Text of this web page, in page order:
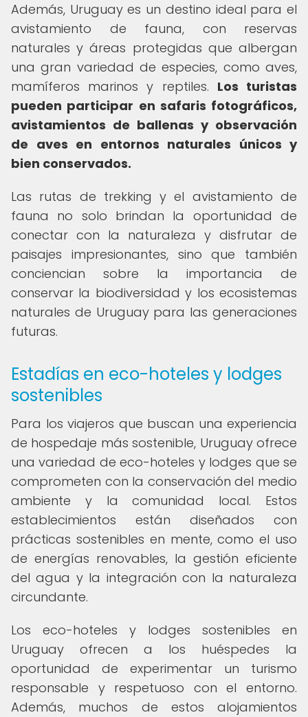
Además, Uruguay es un destino ideal para el
avistamiento de fauna, con reservas
naturales y áreas protegidas que albergan
una gran variedad de especies, como aves,
mamíferos marinos y reptiles. Los turistas
pueden participar en safaris fotográficos,
avistamientos de ballenas y observación
de aves en entornos naturales únicos y
bien conservados.
Las rutas de trekking y el avistamiento de
fauna no solo brindan la oportunidad de
conectar con la naturaleza y disfrutar de
paisajes impresionantes, sino que también
conciencian sobre la importancia de
conservar la biodiversidad y los ecosistemas
naturales de Uruguay para las generaciones
futuras.
Estadías en eco-hoteles y lodges
sostenibles
Para los viajeros que buscan una experiencia
de hospedaje más sostenible, Uruguay ofrece
una variedad de eco-hoteles y lodges que se
comprometen con la conservación del medio
ambiente y la comunidad local. Estos
establecimientos están diseñados con
prácticas sostenibles en mente, como el uso
de energías renovables, la gestión eficiente
del agua y la integración con la naturaleza
circundante.
Los eco-hoteles y lodges sostenibles en
Uruguay ofrecen a los huéspedes la
oportunidad de experimentar un turismo
responsable y respetuoso con el entorno.
Además, muchos de estos alojamientos